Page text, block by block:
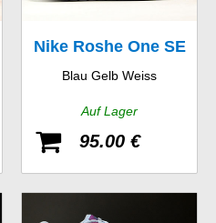
Nike Roshe One SE
Blau Gelb Weiss
Auf Lager
95.00 €